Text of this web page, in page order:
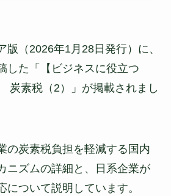
版（2026年1月28日発行）に、
した「【ビジネスに役立つ
炭素税（2）」が掲載されまし
の炭素税負担を軽減する国内
ニズムの詳細と、日系企業が
について説明しています。